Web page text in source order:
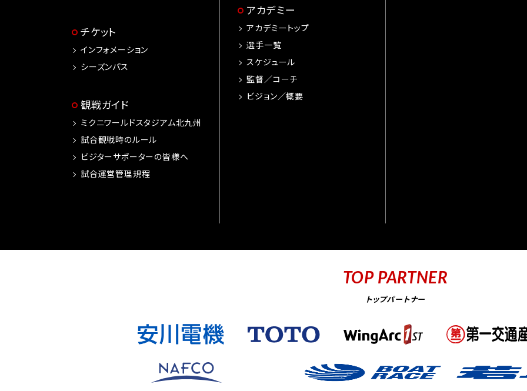
チケット
インフォメーション
シーズンパス
観戦ガイド
ミクニワールドスタジアム北九州
試合観戦時のルール
ビジターサポーターの皆様へ
試合運営管理規程
アカデミー
アカデミートップ
選手一覧
スケジュール
監督／コーチ
ビジョン／概要
TOP PARTNER
トップパートナー